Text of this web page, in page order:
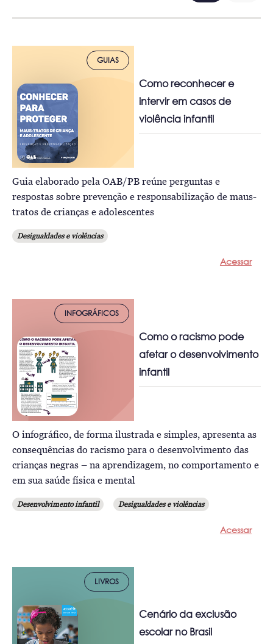
GUIAS
Como reconhecer e
intervir em casos de
violência infantil
Guia elaborado pela OAB/PB reúne perguntas e
respostas sobre prevenção e responsabilização de maus-
tratos de crianças e adolescentes
Desigualdades e violências
Acessar
INFOGRÁFICOS
Como o racismo pode
afetar o desenvolvimento
infantil
O infográfico, de forma ilustrada e simples, apresenta as
consequências do racismo para o desenvolvimento das
crianças negras – na aprendizagem, no comportamento e
em sua saúde física e mental
Desenvolvimento infantil Desigualdades e violências
Acessar
LIVROS
Cenário da exclusão
escolar no Brasil